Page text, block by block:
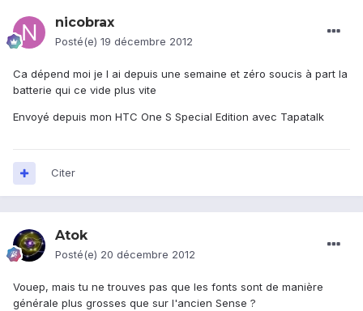
nicobrax
Posté(e) 19 décembre 2012
Ca dépend moi je l ai depuis une semaine et zéro soucis à part la
batterie qui ce vide plus vite
Envoyé depuis mon HTC One S Special Edition avec Tapatalk
Citer
Atok
Posté(e) 20 décembre 2012
Vouep, mais tu ne trouves pas que les fonts sont de manière
générale plus grosses que sur l'ancien Sense ?